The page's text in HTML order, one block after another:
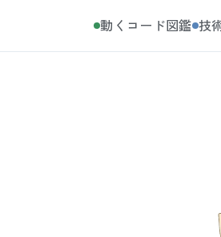
動くコード図鑑 技